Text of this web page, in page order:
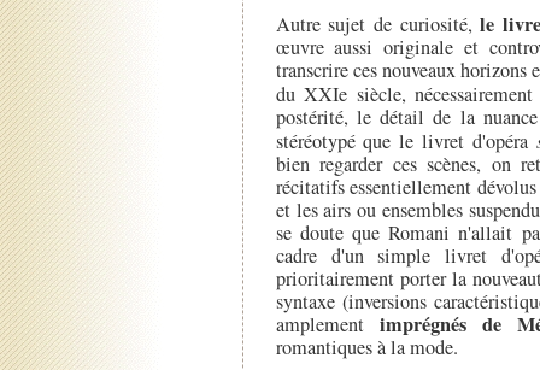
Autre sujet de curiosité,le
œuvre aussi originale et
transcrire ces nouveaux
du XXIe siècle,
postérité, le détail de la
stéréotypé que le livret d'opéra
bien regarder ces scènes, on
récitatifs essentiellement
et les airs ou ensembles
se doute que Romani n'allait
cadre d'un simple livret
prioritairement porter la
syntaxe (inversions
amplement imprégnés de
romantiques à la mode.